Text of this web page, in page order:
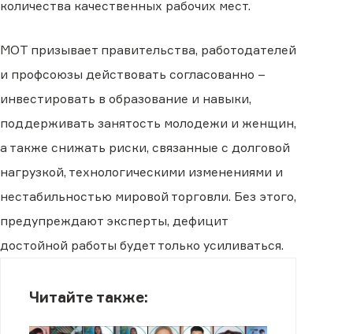
количества качественных рабочих мест.
МОТ призывает правительства, работодателей
и профсоюзы действовать согласованно –
инвестировать в образование и навыки,
поддерживать занятость молодежи и женщин,
а также снижать риски, связанные с долговой
нагрузкой, технологическими изменениями и
нестабильностью мировой торговли. Без этого,
предупреждают эксперты, дефицит
достойной работы будет только усиливаться.
Читайте также: